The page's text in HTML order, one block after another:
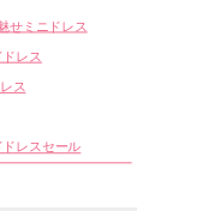
せミニドレス
レス
ス
レスセール